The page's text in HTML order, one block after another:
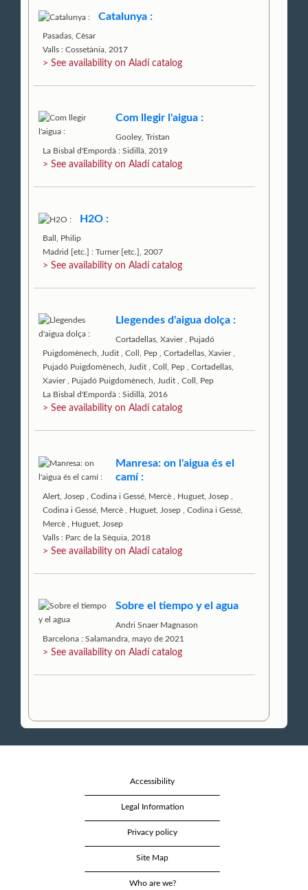
Catalunya :
Pasadas, Cèsar
Valls : Cossetània, 2017
> See availability on Aladí catalog
Com llegir l'aigua :
Gooley, Tristan
La Bisbal d'Empordà : Sidillà, 2019
> See availability on Aladí catalog
H2O :
Ball, Philip
Madrid [etc.] : Turner [etc.], 2007
> See availability on Aladí catalog
Llegendes d'aigua dolça :
Cortadellas, Xavier
Pujadó
Puigdomènech, Judit
,Coll, Pep ,Cortadellas, Xavier
Pujadó Puigdomènech, Judit
,Coll, Pep ,Cortadellas,
Xavier
Pujadó Puigdomènech, Judit ,Coll, Pep
La Bisbal d'Empordà : Sidillà, 2016
> See availability on Aladí catalog
Manresa: on l'aigua és el
camí :
Alert, Josep ,Codina i Gessé, Mercè Huguet, Josep
Codina i Gessé, Mercè
Huguet, Josep ,Codina i Gessé,
Mercè
Huguet, Josep
Valls : Parc de la Sèquia, 2018
> See availability on Aladí catalog
Sobre el tiempo y el agua
Andri Snaer Magnason
Barcelona : Salamandra, mayo de 2021
> See availability on Aladí catalog
Accessibility
Legal Information
Privacy policy
Site Map
Who are we?